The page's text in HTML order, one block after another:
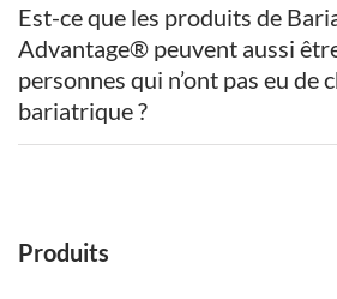
Est-ce que les produits de
Advantage® peuvent aussi
personnes qui n’ont pas eu de
bariatrique ?
Produits